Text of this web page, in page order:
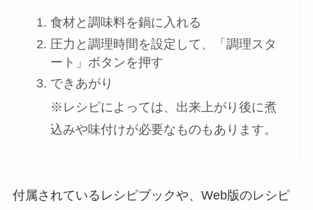
食材と調味料を鍋に入れる
圧力と調理時間を設定して、「調理スタ
ート」ボタンを押す
できあがり
※レシピによっては、出来上がり後に煮
込みや味付けが必要なものもあります。
付属されているレシピブックや、Web版のレシピ